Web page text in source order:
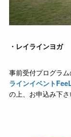
・レイラインヨガ
事前受付プログラ
ラインイベント
の上、お申込み下さ